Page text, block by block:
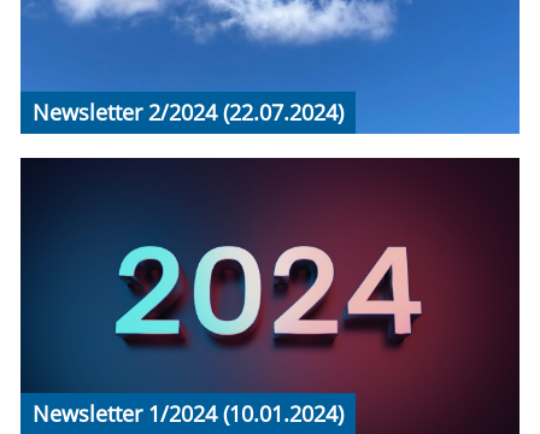
Newsletter 2/2024 (22.07.2024)
Newsletter 1/2024 (10.01.2024)